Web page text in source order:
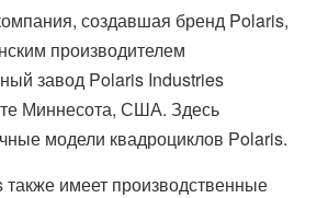
создавшая бренд Polaris,
производителем
завод Polaris Industries
Миннесота, США. Здесь
модели квадроциклов Polaris.
также имеет производственные